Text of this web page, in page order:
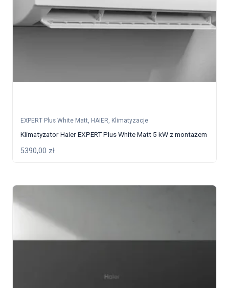
EXPERT Plus White Matt, HAIER, Klimatyzacje
Klimatyzator Haier EXPERT Plus White Matt 5 kW z montażem
5390,00 zł